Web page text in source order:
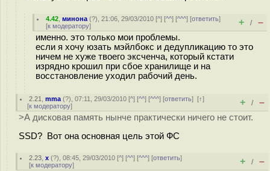
4.42 ,минона (?), 21:06, 29/03/2010 [^] [^^] [^^^] [ответить]
[к модератору] + / –
именно. это только мои проблемы.
если я хочу юзать мэйлбокс и дедупликацию то это
ничем не хуже твоего эксченча, который кстати
изрядно крошил при сбое хранилище и на
восстановление уходил рабочий день.
2.21 ,mma (?), 07:11, 29/03/2010 [^] [^^] [^^^] [ответить][↑]
[к модератору] + / –
>А дисковая память нынче практически ничего не стоит.
SSD? Вот она основная цель этой ФС
2.23 ,x (?), 08:45, 29/03/2010 [^] [^^] [^^^] [ответить]
[к модератору] + / –